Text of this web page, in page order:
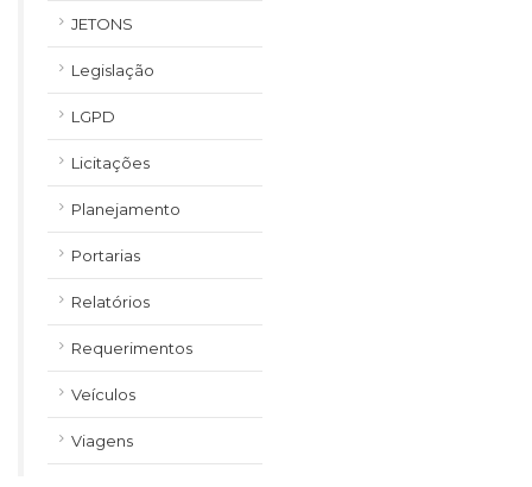
JETONS
Legislação
LGPD
Licitações
Planejamento
Portarias
Relatórios
Requerimentos
Veículos
Viagens